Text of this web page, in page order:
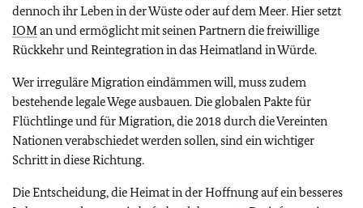
dennoch ihr Leben in der Wüste oder auf dem Meer. Hier setzt
IOMan und ermöglicht mit seinen Partnern die freiwillige
Rückkehr und Reintegration in das Heimatland in Würde.
Wer irreguläre Migration eindämmen will, muss zudem
bestehende legale Wege ausbauen. Die globalen Pakte für
Flüchtlinge und für Migration, die 2018 durch die Vereinten
Nationen verabschiedet werden sollen, sind ein wichtiger
Schritt in diese Richtung.
Die Entscheidung, die Heimat in der Hoffnung auf ein besseres